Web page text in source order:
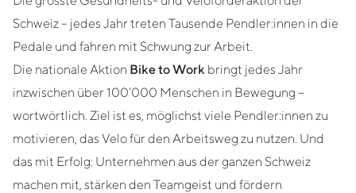
Schweiz – jedes Jahr treten Tausende Pendler:innen in die
Pedale und fahren mit Schwung zur Arbeit.
Die nationale Aktion Bike to Work bringt jedes Jahr
inzwischen über 100’000 Menschen in Bewegung –
wortwörtlich. Ziel ist es, möglichst viele Pendler:innen zu
motivieren, das Velo für den Arbeitsweg zu nutzen. Und
das mit Erfolg: Unternehmen aus der ganzen Schweiz
machen mit, stärken den Teamgeist und fördern